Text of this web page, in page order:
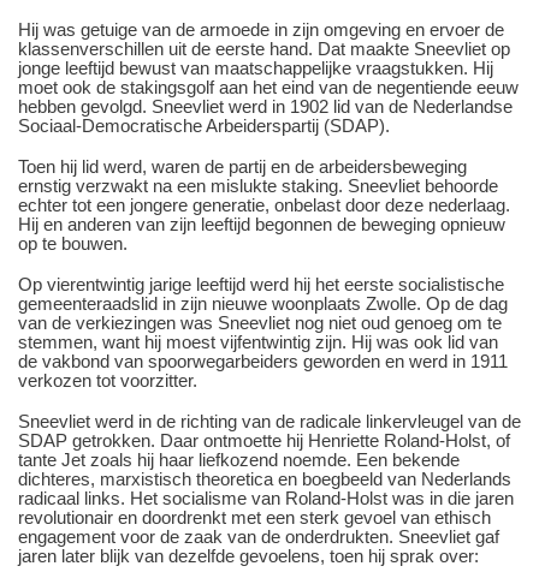
Hij was getuige van de armoede in zijn omgeving en ervoer de
klassenverschillen uit de eerste hand. Dat maakte Sneevliet op
jonge leeftijd bewust van maatschappelijke vraagstukken. Hij
moet ook de stakingsgolf aan het eind van de negentiende eeuw
hebben gevolgd. Sneevliet werd in 1902 lid van de Nederlandse
Sociaal-Democratische Arbeiderspartij (SDAP).
Toen hij lid werd, waren de partij en de arbeidersbeweging
ernstig verzwakt na een mislukte staking. Sneevliet behoorde
echter tot een jongere generatie, onbelast door deze nederlaag.
Hij en anderen van zijn leeftijd begonnen de beweging opnieuw
op te bouwen.
Op vierentwintig jarige leeftijd werd hij het eerste socialistische
gemeenteraadslid in zijn nieuwe woonplaats Zwolle. Op de dag
van de verkiezingen was Sneevliet nog niet oud genoeg om te
stemmen, want hij moest vijfentwintig zijn. Hij was ook lid van
de vakbond van spoorwegarbeiders geworden en werd in 1911
verkozen tot voorzitter.
Sneevliet werd in de richting van de radicale linkervleugel van de
SDAP getrokken. Daar ontmoette hij Henriette Roland-Holst, of
tante Jet zoals hij haar liefkozend noemde. Een bekende
dichteres, marxistisch theoretica en boegbeeld van Nederlands
radicaal links. Het socialisme van Roland-Holst was in die jaren
revolutionair en doordrenkt met een sterk gevoel van ethisch
engagement voor de zaak van de onderdrukten. Sneevliet gaf
jaren later blijk van dezelfde gevoelens, toen hij sprak over: